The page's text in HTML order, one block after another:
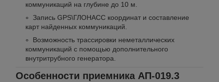
коммуникаций на глубине до 10 м.
Запись GPS\ГЛОНАСС координат и составление
карт найденных коммуникаций.
Возможность трассировки неметаллических
коммуникаций с помощью дополнительного
внутритрубного генератора.
Особенности приемника АП-019.3